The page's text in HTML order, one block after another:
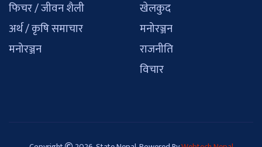
फिचर / जीवन शैली
अर्थ / कृषि समाचार
मनोरञ्जन
खेलकुद
मनोरञ्जन
राजनीति
विचार